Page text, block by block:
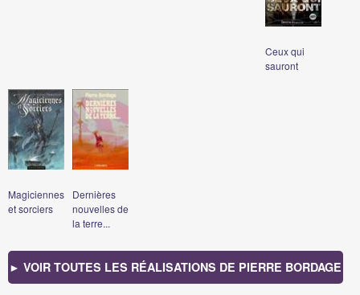
Ceux qui
sauront
Magiciennes
et sorciers
Dernières
nouvelles de
la terre...
► VOIR TOUTES LES RÉALISATIONS DE PIERRE BORDAGE